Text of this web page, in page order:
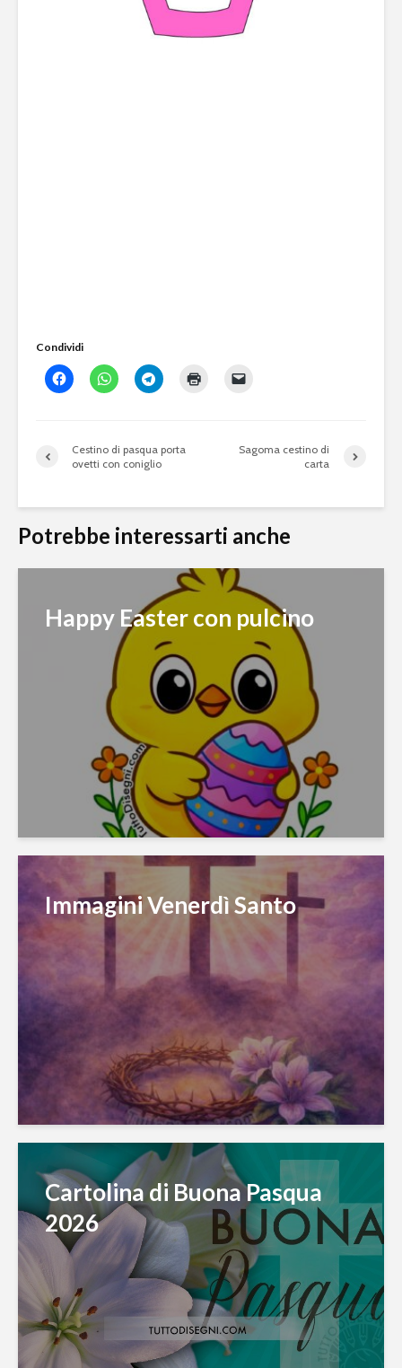
Condividi
Cestino di pasqua porta
ovetti con coniglio
Sagoma cestino di
carta
Potrebbe interessarti anche
Happy Easter con pulcino
Immagini Venerdì Santo
Cartolina di Buona Pasqua
2026